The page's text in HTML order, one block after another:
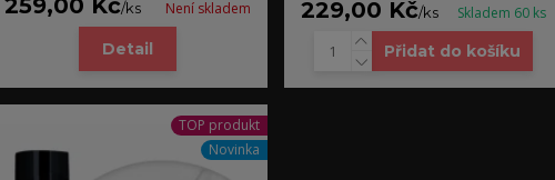
259,00 Kč/ks Není skladem
Detail
229,00 Kč/ks Skladem 60 ks
Přidat do košíku
TOP produkt
Novinka